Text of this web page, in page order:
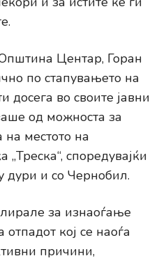
Центар, Горан
по стапувањето на
досега во своите јавни
од можноста за
местото на
споредувајќи
дури и со Чернобил.
за изнаоѓање
кој се наоѓа
причини,